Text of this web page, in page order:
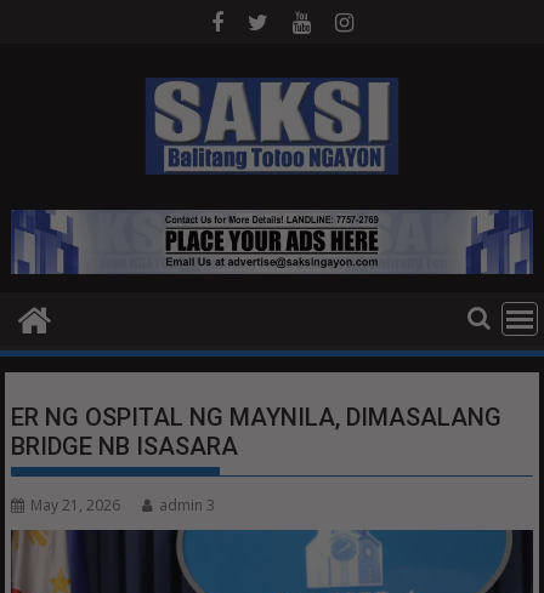
ER NG OSPITAL NG MAYNILA, DIMASALANG
BRIDGE NB ISASARA
May 21, 2026 admin 3